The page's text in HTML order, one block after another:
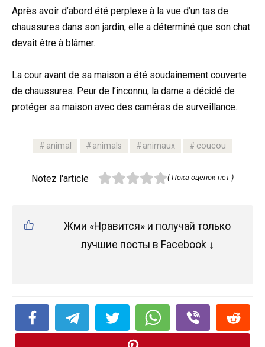
Après avoir d’abord été perplexe à la vue d’un tas de
chaussures dans son jardin, elle a déterminé que son chat
devait être à blâmer.
La cour avant de sa maison a été soudainement couverte
de chaussures. Peur de l’inconnu, la dame a décidé de
protéger sa maison avec des caméras de surveillance.
animal animals animaux coucou
Notez l'article ( Пока оценок нет )
Жми «Нравится» и получай только
лучшие посты в Facebook ↓